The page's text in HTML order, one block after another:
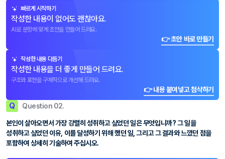
빠르게 시작하기
작성한 내용이 없어도 괜찮아요.
AI로 문항에 맞게 초안을 만들어 드려요.
👉 초안 바로 만들기
작성한 내용 다듬기
작성한 내용을 더 좋게 만들어 드려요.
구조와 표현을 구체적으로 개선해 드려요.
👉 내용 붙여넣고 첨삭하기
Q Question 02.
본인이 살아오면서 가장 강렬히 성취하고 싶었던 일은 무엇입니까? 그 일을
성취하고 싶었던 이유, 이를 달성하기 위해 했던 일, 그리고 그 결과와 느꼈던 점을
포함하여 상세히 기술하여 주십시오.